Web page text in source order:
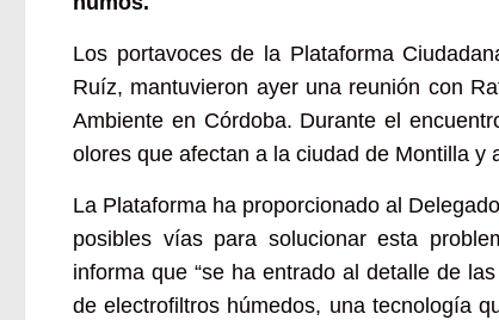
Los portavoces de la Plataforma
Ruíz, mantuvieron ayer una reunión con
Ambiente en Córdoba. Durante el
olores que afectan a la ciudad de Montilla
La Plataforma ha proporcionado al
posibles vías para solucionar esta
informa que “se ha entrado al detalle de
de electrofiltros húmedos, una tecnología